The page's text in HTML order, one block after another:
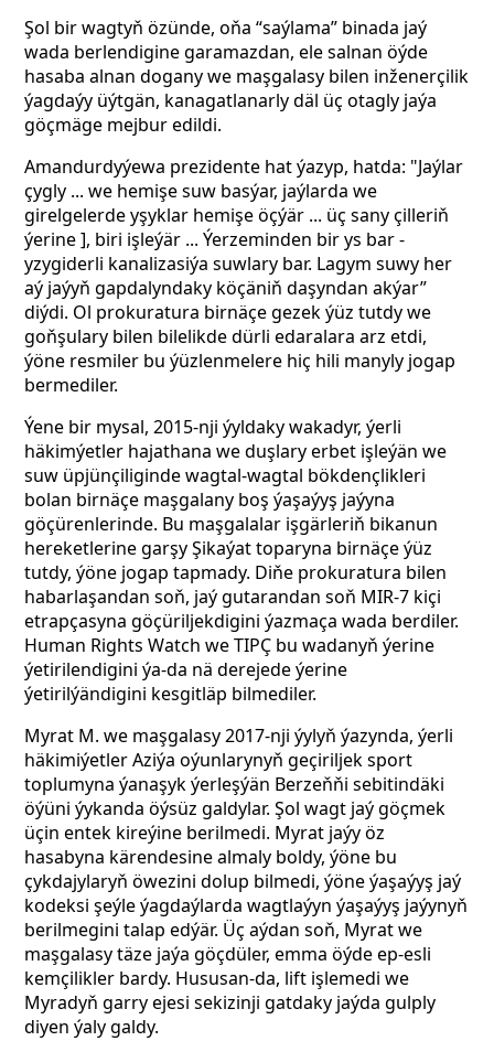
Şol bir wagtyň özünde, oňa “saýlama” binada jaý
wada berlendigine garamazdan, ele salnan öýde
hasaba alnan dogany we maşgalasy bilen inženerçilik
ýagdaýy üýtgän, kanagatlanarly däl üç otagly jaýa
göçmäge mejbur edildi.
Amandurdyýewa prezidente hat ýazyp, hatda: "Jaýlar
çygly ... we hemişe suw basýar, jaýlarda we
girelgelerde yşyklar hemişe öçýär ... üç sany çilleriň
ýerine ], biri işleýär ...Ýerzeminden bir ys bar -
yzygiderli kanalizasiýa suwlary bar. Lagym suwy her
aý jaýyň gapdalyndaky köçäniň daşyndan akýar”
diýdi. Ol prokuratura birnäçe gezek ýüz tutdy we
goňşulary bilen bilelikde dürli edaralara arz etdi,
ýöne resmiler bu ýüzlenmelere hiç hili manyly jogap
bermediler.
Ýene bir mysal, 2015-nji ýyldaky wakadyr, ýerli
häkimýetler hajathana we duşlary erbet işleýän we
suw üpjünçiliginde wagtal-wagtal bökdençlikleri
bolan birnäçe maşgalany boş ýaşaýyş jaýyna
göçürenlerinde. Bu maşgalalar işgärleriň bikanun
hereketlerine garşy Şikaýat toparyna birnäçe ýüz
tutdy, ýöne jogap tapmady. Diňe prokuratura bilen
habarlaşandan soň, jaý gutarandan soň MIR-7 kiçi
etrapçasyna göçüriljekdigini ýazmaça wada berdiler.
Human Rights Watch we TIPÇ bu wadanyň ýerine
ýetirilendigini ýa-da nä derejede ýerine
ýetirilýändigini kesgitläp bilmediler.
Myrat M. we maşgalasy 2017-nji ýylyň ýazynda, ýerli
häkimiýetler Aziýa oýunlarynyň geçiriljek sport
toplumyna ýanaşyk ýerleşýän Berzeňňi sebitindäki
öýüni ýykanda öýsüz galdylar. Şol wagt jaý göçmek
üçin entek kireýine berilmedi. Myrat jaýy öz
hasabyna kärendesine almaly boldy, ýöne bu
çykdajylaryň öwezini dolup bilmedi, ýöne ýaşaýyş jaý
kodeksi şeýle ýagdaýlarda wagtlaýyn ýaşaýyş jaýynyň
berilmegini talap edýär. Üç aýdan soň, Myrat we
maşgalasy täze jaýa göçdüler, emma öýde ep-esli
kemçilikler bardy. Hususan-da, lift işlemedi we
Myradyň garry ejesi sekizinji gatdaky jaýda gulply
diyen ýaly galdy.